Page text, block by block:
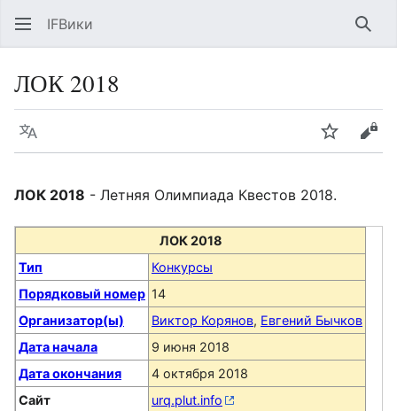
IFВики
ЛОК 2018
Язык Следить
ЛОК 2018 - Летняя Олимпиада Квестов 2018.
ЛОК 2018
Тип
Конкурсы
Порядковый номер 14
Организатор(ы)
Виктор Корянов, Евгений Бычков
Дата начала
9 июня 2018
Дата окончания
4 октября 2018
Сайт
urq.plut.info